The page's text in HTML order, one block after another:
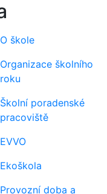
O škole
Organizace školního
roku
Školní poradenské
pracoviště
EVVO
Ekoškola
Provozní doba a